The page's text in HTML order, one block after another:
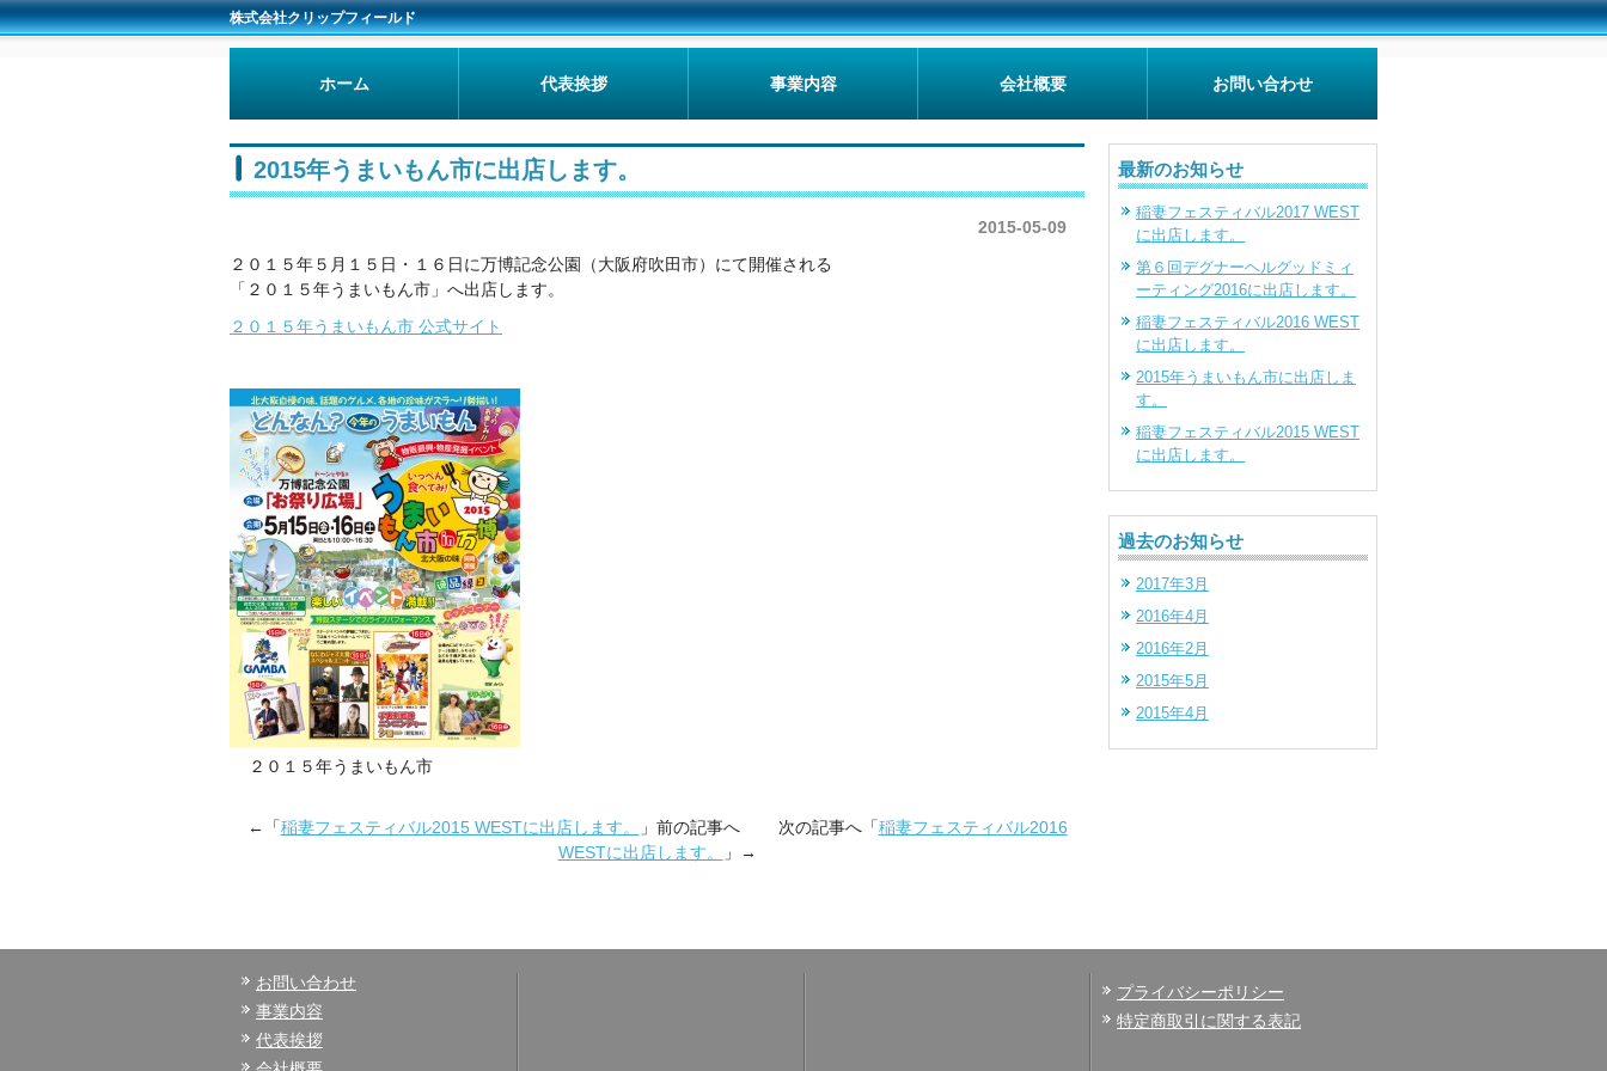
株式会社クリップフィールド
ホーム 代表挨拶 事業内容 会社概要 お問い合わせ
2015年うまいもん市に出店します。
2015-05-09
２０１５年５月１５日・１６日に万博記念公園（大阪府吹田市）にて開催される
「２０１５年うまいもん市」へ出店します。
２０１５年うまいもん市 公式サイト
２０１５年うまいもん市
←「稲妻フェスティバル2015 WESTに出店します。 」前の記事へ 次の記事へ「稲妻フェスティバル2016
WESTに出店します。
」→
最新のお知らせ
稲妻フェスティバル2017 WEST
に出店します。
第６回デグナーヘルグッドミィ
ーティング2016に出店します。
稲妻フェスティバル2016 WEST
に出店します。
2015年うまいもん市に出店しま
す。
稲妻フェスティバル2015 WEST
に出店します。
過去のお知らせ
2017年3月
2016年4月
2016年2月
2015年5月
2015年4月
お問い合わせ
事業内容
代表挨拶
プライバシーポリシー
特定商取引に関する表記